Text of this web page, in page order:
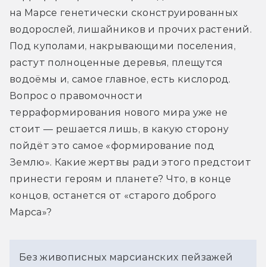
на Марсе генетически сконструированных
водорослей, лишайников и прочих растений.
Под куполами, накрывающими поселения,
растут полноценные деревья, плещутся
водоёмы и, самое главное, есть кислород.
Вопрос о правомочности
терраформирования нового мира уже не
стоит — решается лишь, в какую сторону
пойдёт это самое «формирование под
Землю». Какие жертвы ради этого предстоит
принести героям и планете? Что, в конце
концов, останется от «старого доброго
Марса»?
Без живописных марсианских пейзажей